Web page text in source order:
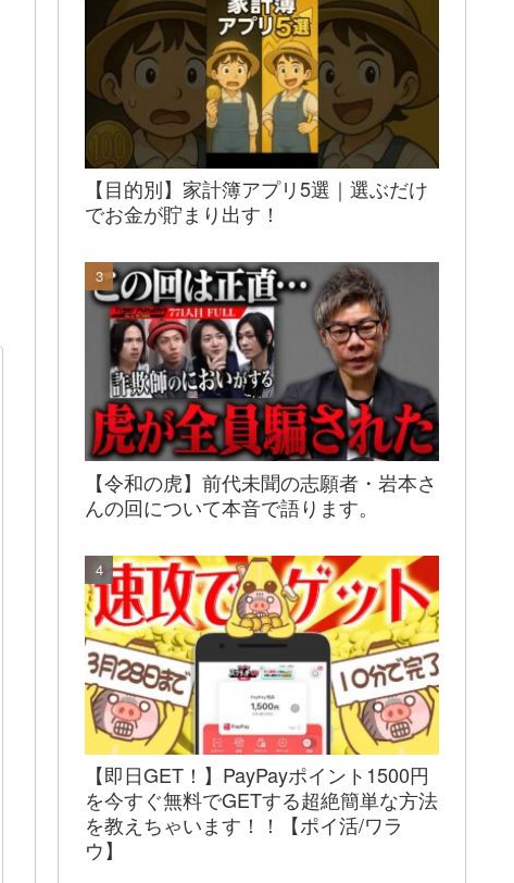
【目的別】家計簿アプリ5選｜選ぶだけ
でお金が貯まり出す！
【令和の虎】前代未聞の志願者・岩本さ
んの回について本音で語ります。
【即日GET！】PayPayポイント1500円
を今すぐ無料でGETする超絶簡単な方法
を教えちゃいます！！【ポイ活/ワラ
ウ】